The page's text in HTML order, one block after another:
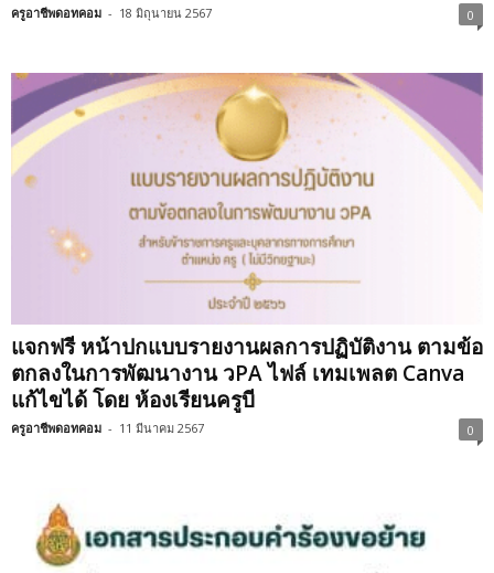
ครูอาชีพดอทคอม - 18 มิถุนายน 2567 0
แจกฟรี หน้าปกแบบรายงานผลการปฏิบัติงาน ตามข้อ
ตกลงในการพัฒนางาน วPA ไฟล์ เทมเพลต Canva
แก้ไขได้ โดย ห้องเรียนครูบี
ครูอาชีพดอทคอม - 11 มีนาคม 2567 0